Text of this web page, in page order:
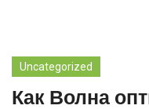
Uncategorized
Как Волна